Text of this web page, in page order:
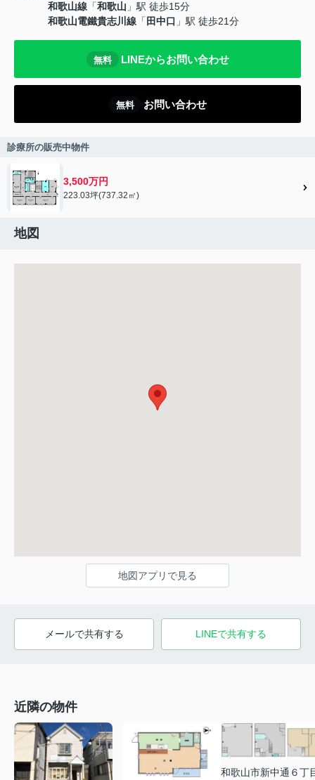
和歌山線 「和歌山 」駅 徒歩15分
和歌山電鐵貴志川線 「 田中口 」駅 徒歩21分
無料 LINEからお問い合わせ
無料 お問い合わせ
診療所の販売中物件
3,500万円
223.03坪(737.32㎡)
地図
地図アプリで見る
メールで共有する LINEで共有する
近隣の物件
和歌山市新中通６丁